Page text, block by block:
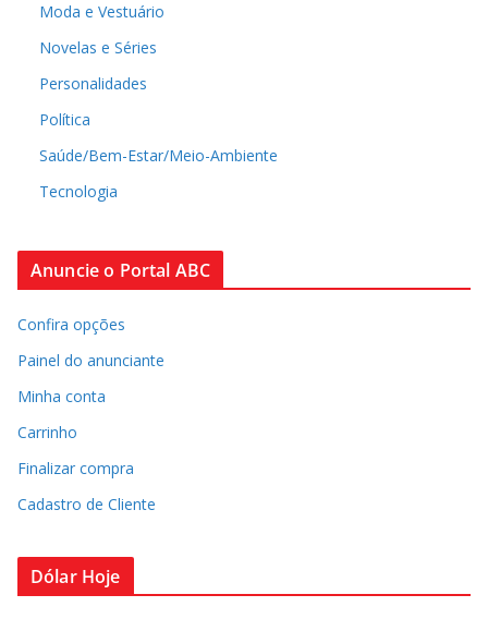
Moda e Vestuário
Novelas e Séries
Personalidades
Política
Saúde/Bem-Estar/Meio-Ambiente
Tecnologia
Anuncie o Portal ABC
Confira opções
Painel do anunciante
Minha conta
Carrinho
Finalizar compra
Cadastro de Cliente
Dólar Hoje